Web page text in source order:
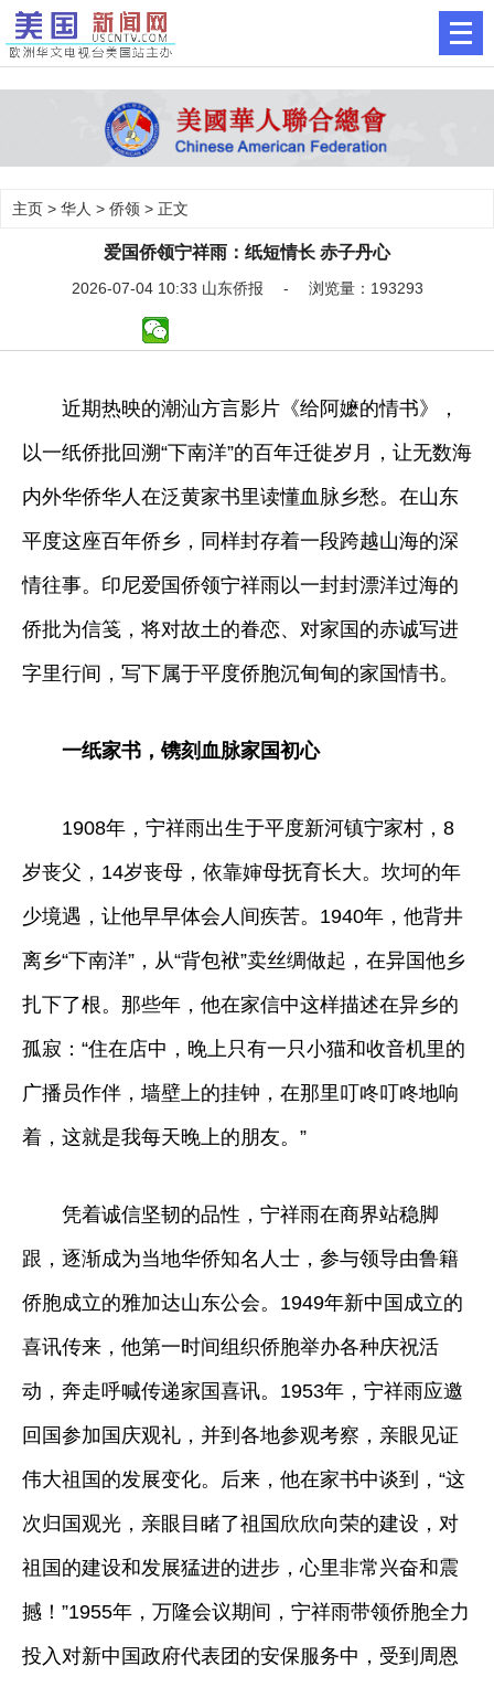
主页 > 华人 > 侨领 > 正文
爱国侨领宁祥雨：纸短情长 赤子丹心
2026-07-04 10:33 山东侨报 - 浏览量：193293
近期热映的潮汕方言影片《给阿嬷的情书》，
以一纸侨批回溯“下南洋”的百年迁徙岁月，让无数海
内外华侨华人在泛黄家书里读懂血脉乡愁。在山东
平度这座百年侨乡，同样封存着一段跨越山海的深
情往事。印尼爱国侨领宁祥雨以一封封漂洋过海的
侨批为信笺，将对故土的眷恋、对家国的赤诚写进
字里行间，写下属于平度侨胞沉甸甸的家国情书。
一纸家书，镌刻血脉家国初心
1908年，宁祥雨出生于平度新河镇宁家村，8
岁丧父，14岁丧母，依靠婶母抚育长大。坎坷的年
少境遇，让他早早体会人间疾苦。1940年，他背井
离乡“下南洋”，从“背包袱”卖丝绸做起，在异国他乡
扎下了根。那些年，他在家信中这样描述在异乡的
孤寂：“住在店中，晚上只有一只小猫和收音机里的
广播员作伴，墙壁上的挂钟，在那里叮咚叮咚地响
着，这就是我每天晚上的朋友。”
凭着诚信坚韧的品性，宁祥雨在商界站稳脚
跟，逐渐成为当地华侨知名人士，参与领导由鲁籍
侨胞成立的雅加达山东公会。1949年新中国成立的
喜讯传来，他第一时间组织侨胞举办各种庆祝活
动，奔走呼喊传递家国喜讯。1953年，宁祥雨应邀
回国参加国庆观礼，并到各地参观考察，亲眼见证
伟大祖国的发展变化。后来，他在家书中谈到，“这
次归国观光，亲眼目睹了祖国欣欣向荣的建设，对
祖国的建设和发展猛进的进步，心里非常兴奋和震
撼！”1955年，万隆会议期间，宁祥雨带领侨胞全力
投入对新中国政府代表团的安保服务中，受到周恩